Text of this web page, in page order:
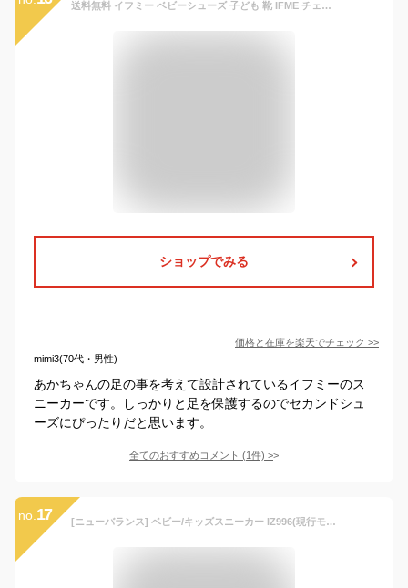
送料無料 イフミー ベビーシューズ 子ども 靴 IFME チェック柄 ワンベルト スニーカー 播州織 3E相当 11.5cm 12cm 12.5cm 13cm/ファーストシューズ 男の子 女の子 かわいい 幼児 キッズ プレゼント ギフト 子ども 安心・安全/20-3300
ショップでみる
価格と在庫を楽天でチェック >>
mimi3(70代・男性)
あかちゃんの足の事を考えて設計されているイフミーのス
ニーカーです。しっかりと足を保護するのでセカンドシュ
ーズにぴったりだと思います。
全てのおすすめコメント (1件) >
no. 17 [ニューバランス] ベビー/キッズスニーカー IZ996(現行モデル) マジックテープ 幅広(W) 男の子 女の子 GRAY(GR3) 12.5 cm W